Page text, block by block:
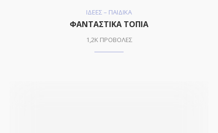
ΙΔΕΕΣ – ΠΑΙΔΙΚΑ
ΦΑΝΤΑΣΤΙΚΑ ΤΟΠΙΑ
1,2K ΠΡΟΒΟΛΕΣ